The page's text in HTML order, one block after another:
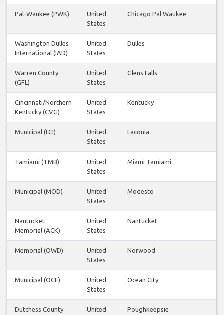
Pal-Waukee (PWK)
United
States
Chicago Pal Waukee
Washington Dulles
International (IAD)
United
States
Dulles
Warren County
(GFL)
United
States
Glens Falls
Cincinnati/Northern
Kentucky (CVG)
United
States
Kentucky
Municipal (LCI)
United
States
Laconia
Tamiami (TMB)
United
States
Miami Tamiami
Municipal (MOD)
United
States
Modesto
Nantucket
Memorial (ACK)
United
States
Nantucket
Memorial (OWD)
United
States
Norwood
Municipal (OCE)
United
States
Ocean City
Dutchess County
United
Poughkeepsie